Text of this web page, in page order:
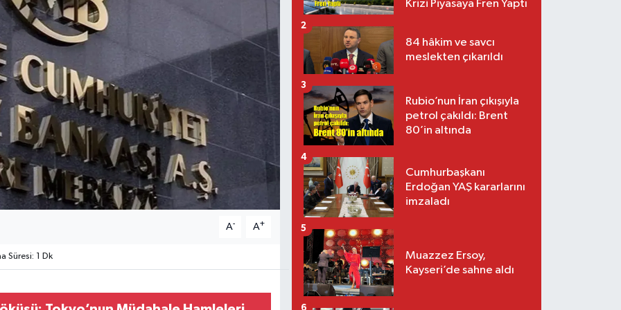
A- A+
Süresi: 1 Dk
Krizi Piyasaya Fren Yaptı
84 hâkim ve savcı
meslekten çıkarıldı
2
Rubio’nun İran çıkışıyla
petrol çakıldı: Brent
80’in altında
3
Cumhurbaşkanı
Erdoğan YAŞ kararlarını
imzaladı
4
Muazzez Ersoy,
Kayseri’de sahne aldı
5
6